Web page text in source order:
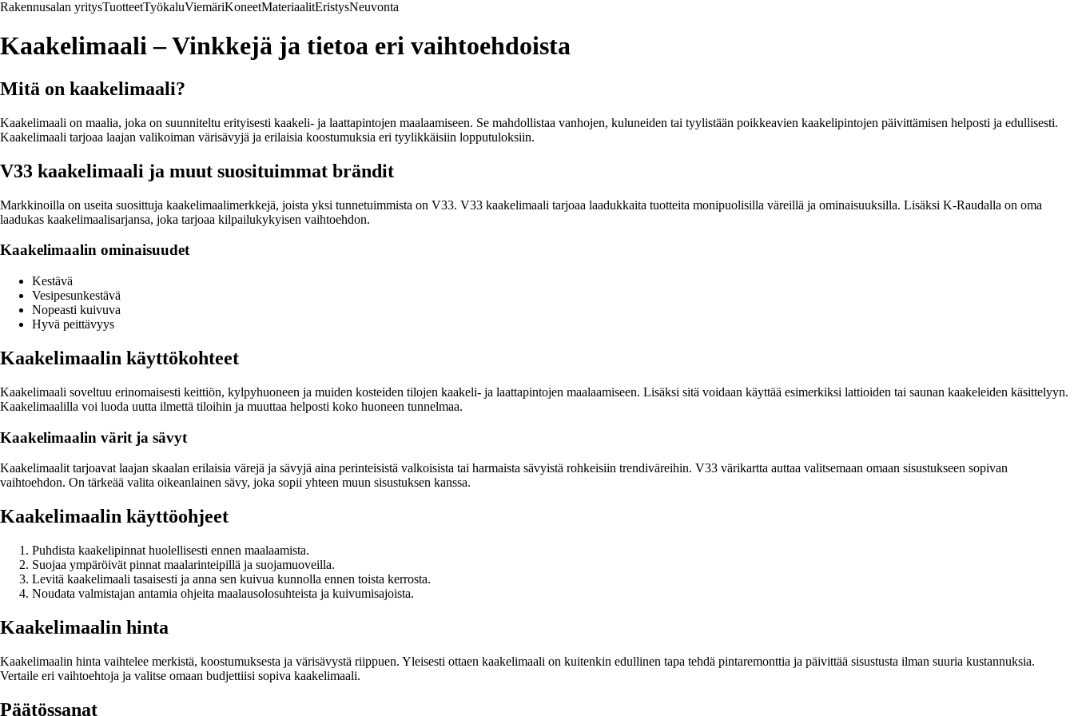
Rakennusalan yritysTuotteetTyökaluViemäriKoneetMateriaalitEristysNeuvonta
Kaakelimaali – Vinkkejä ja tietoa eri vaihtoehdoista
Mitä on kaakelimaali?
Kaakelimaali on maalia, joka on suunniteltu erityisesti kaakeli- ja laattapintojen maalaamiseen. Se mahdollistaa vanhojen, kuluneiden tai tyylistään poikkeavien kaakelipintojen päivittämisen helposti ja edullisesti.
Kaakelimaali tarjoaa laajan valikoiman värisävyjä ja erilaisia koostumuksia eri tyylikkäisiin lopputuloksiin.
V33 kaakelimaali ja muut suosituimmat brändit
Markkinoilla on useita suosittuja kaakelimaalimerkkejä, joista yksi tunnetuimmista on V33. V33 kaakelimaali tarjoaa laadukkaita tuotteita monipuolisilla väreillä ja ominaisuuksilla. Lisäksi K-Raudalla on oma
laadukas kaakelimaalisarjansa, joka tarjoaa kilpailukykyisen vaihtoehdon.
Kaakelimaalin ominaisuudet
Kestävä
Vesipesunkestävä
Nopeasti kuivuva
Hyvä peittävyys
Kaakelimaalin käyttökohteet
Kaakelimaali soveltuu erinomaisesti keittiön, kylpyhuoneen ja muiden kosteiden tilojen kaakeli- ja laattapintojen maalaamiseen. Lisäksi sitä voidaan käyttää esimerkiksi lattioiden tai saunan kaakeleiden käsittelyyn.
Kaakelimaalilla voi luoda uutta ilmettä tiloihin ja muuttaa helposti koko huoneen tunnelmaa.
Kaakelimaalin värit ja sävyt
Kaakelimaalit tarjoavat laajan skaalan erilaisia värejä ja sävyjä aina perinteisistä valkoisista tai harmaista sävyistä rohkeisiin trendiväreihin. V33 värikartta auttaa valitsemaan omaan sisustukseen sopivan
vaihtoehdon. On tärkeää valita oikeanlainen sävy, joka sopii yhteen muun sisustuksen kanssa.
Kaakelimaalin käyttöohjeet
Puhdista kaakelipinnat huolellisesti ennen maalaamista.
Suojaa ympäröivät pinnat maalarinteipillä ja suojamuoveilla.
Levitä kaakelimaali tasaisesti ja anna sen kuivua kunnolla ennen toista kerrosta.
Noudata valmistajan antamia ohjeita maalausolosuhteista ja kuivumisajoista.
Kaakelimaalin hinta
Kaakelimaalin hinta vaihtelee merkistä, koostumuksesta ja värisävystä riippuen. Yleisesti ottaen kaakelimaali on kuitenkin edullinen tapa tehdä pintaremonttia ja päivittää sisustusta ilman suuria kustannuksia.
Vertaile eri vaihtoehtoja ja valitse omaan budjettiisi sopiva kaakelimaali.
Päätössanat